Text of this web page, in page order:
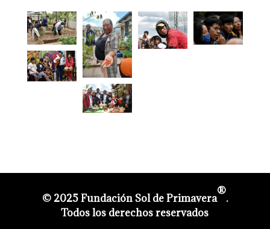
© 2025 Fundación Sol de Primavera
®
.
Todos los derechos reservados